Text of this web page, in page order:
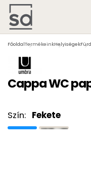
FőoldalTermékeinkHelyiségek
Cappa WC
Szín: Fekete